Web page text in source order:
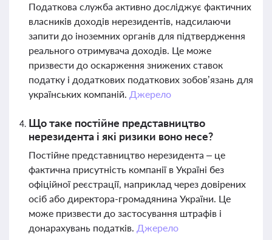
Податкова служба активно досліджує фактичних
власників доходів нерезидентів, надсилаючи
запити до іноземних органів для підтвердження
реального отримувача доходів. Це може
призвести до оскарження знижених ставок
податку і додаткових податкових зобов’язань для
українських компаній. Джерело
Що таке постійне представництво
нерезидента і які ризики воно несе?
Постійне представництво нерезидента – це
фактична присутність компанії в Україні без
офіційної реєстрації, наприклад через довірених
осіб або директора-громадянина України. Це
може призвести до застосування штрафів і
донарахувань податків. Джерело